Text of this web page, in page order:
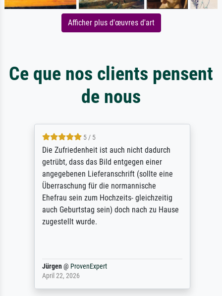
Afficher plus d'œuvres d'art
Ce que nos clients pensent
de nous
5 / 5
Die Zufriedenheit ist auch nicht dadurch
getrübt, dass das Bild entgegen einer
angegebenen Lieferanschrift (sollte eine
Überraschung für die normannische
Ehefrau sein zum Hochzeits- gleichzeitig
auch Geburtstag sein) doch nach zu Hause
zugestellt wurde.
Jürgen@ ProvenExpert
April 22, 2026